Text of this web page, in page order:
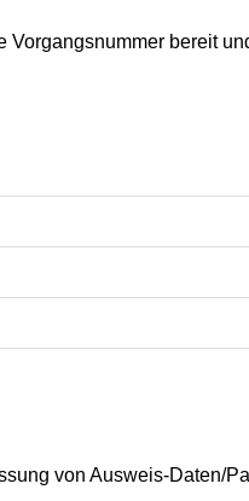
bereit
von Ausweis-Daten/